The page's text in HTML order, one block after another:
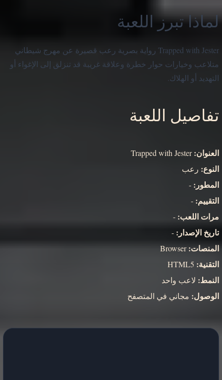
لماذا تبرز اللعبة
Trapped with Jester رواية بصرية رعب قصيرة عن مهرج شيطاني
متلاعب وخيارات حوار خطرة وعلاقة غريبة قد تنزلق إلى الإغواء أو
التهديد أو الهلاك.
تفاصيل اللعبة
العنوان:Trapped with Jester
النوع: رعب
المطور: -
التقييم: -
مرات اللعب: -
تاريخ الإصدار: -
المنصات:Browser
التقنية:
النمط: لاعب واحد
الوصول: مجاني في المتصفح